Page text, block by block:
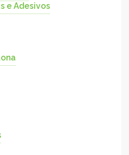
e Adesivos